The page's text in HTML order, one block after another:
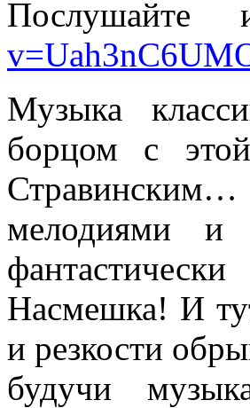
Музыка
борцом с
мелодиями
Насмешка! И
и резкости
будучи